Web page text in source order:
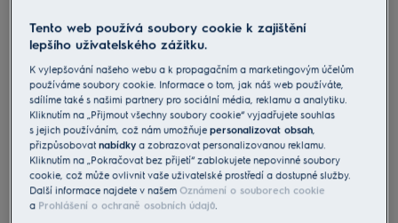
KOCBH39H
Vestavná parní trouba série 700
MealAssist SteamCrisp
5 (177)
Informační list výrobku
Benefity
V troubě 700 MealAssist SteamCrisp® připravíte skvělé pokrmy.
SteamCrisp® pomocí páry dosahuje lepší textury, chuti a zachování
živin.
Získejte podporu při vaření pomocí dotykového displeje EXCite.
Tento web používá soubory cookie k zajištění
lepšího uživatelského zážitku.
K vylepšování našeho webu a k propagačním a marketingovým účelům
používáme soubory cookie. Informace o tom, jak náš web používáte,
sdílíme také s našimi partnery pro sociální média, reklamu a analytiku.
Kliknutím na „Přijmout všechny soubory cookie“ vyjadřujete souhlas
s jejich používáním, což nám umožňujepersonalizovat obsah,
přizpůsobovatnabídky a zobrazovat personalizovanou reklamu.
Kliknutím na „Pokračovat bez přijetí“ zablokujete nepovinné soubory
cookie, což může ovlivnit vaše uživatelské prostředí a dostupné služby.
Další informace najdete v našemOznámení o souborech cookie
a Prohlášení o ochraně osobních údajů.